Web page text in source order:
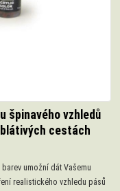
špinavého vzhledů
cestách
umožní dát Vašemu
realistického vzhledu pásů